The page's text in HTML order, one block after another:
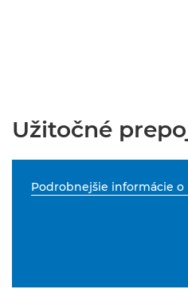
Užitočné
Podrobnejšie informácie